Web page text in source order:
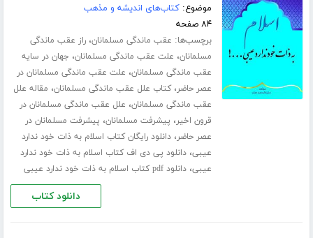
موضوع:کتاب‌های اندیشه و مذهب
۸۴ صفحه
برچسب‌ها: عقب ماندگی مسلمانان،راز عقب ماندگی
مسلمانان، علت عقب ماندگی مسلمانان، جهان در سایه
عقب ماندگی مسلمانان، علت عقب ماندگی مسلمانان در
عصر حاضر،کتاب علل عقب ماندگی مسلمانان، مقاله علل
عقب ماندگی مسلمانان، علل عقب ماندگی مسلمانان در
قرون اخیر، پیشرفت مسلمانان، پیشرفت مسلمانان در
عصر حاضر،دانلود رایگان کتاب اسلام به ذات خود ندارد
عیبی،دانلود پی دی اف کتاب اسلام به ذات خود ندارد
عیبی،دانلود pdf کتاب اسلام به ذات خود ندارد عیبی
دانلود کتاب